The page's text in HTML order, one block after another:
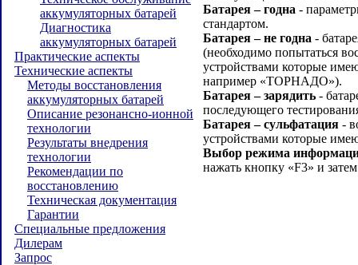
аккумуляторных батарей
Диагностика
аккумуляторных батарей
Практические аспекты
Технические аспекты
Методы восстановления
аккумуляторных батарей
Описание резонансно-ионной
технологии
Результаты внедрения
технологии
Рекомендации по
восстановлению
Техническая документация
Гарантии
Специальные предложения
Дилерам
Запрос
Батарея – годна -
стандартом.
Батарея – не годна -
(необходимо попытаться
устройствами которые
например «ТОРНАДО»).
Батарея – зарядить -
последующего
Батарея – сульфатация -
устройствами которые
Выбор режима
нажать кнопку «F3» и